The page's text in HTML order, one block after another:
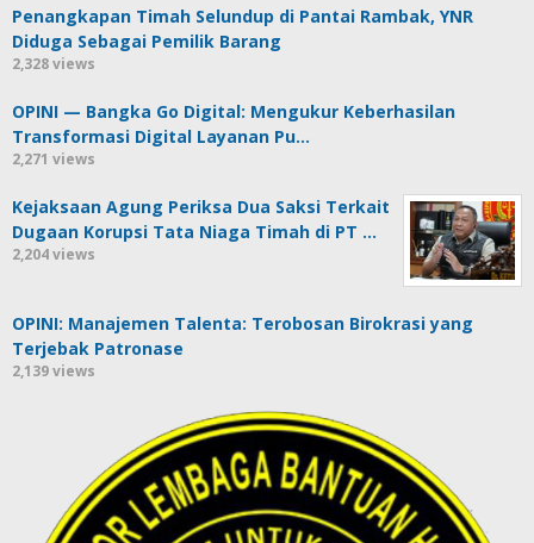
Penangkapan Timah Selundup di Pantai Rambak, YNR
Diduga Sebagai Pemilik Barang
2,328 views
OPINI — Bangka Go Digital: Mengukur Keberhasilan
Transformasi Digital Layanan Pu…
2,271 views
Kejaksaan Agung Periksa Dua Saksi Terkait
Dugaan Korupsi Tata Niaga Timah di PT …
2,204 views
OPINI: Manajemen Talenta: Terobosan Birokrasi yang
Terjebak Patronase
2,139 views